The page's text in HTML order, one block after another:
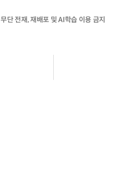
전재, 재배포 및 AI학습 이용 금지